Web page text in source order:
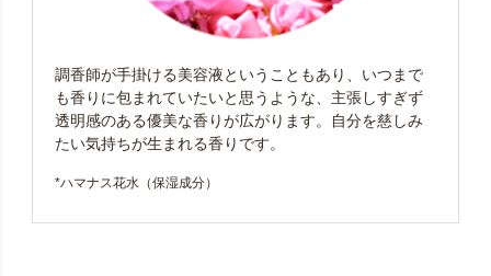
調香師が手掛ける美容液ということもあり、いつまで
も香りに包まれていたいと思うような、主張しすぎず
透明感のある優美な香りが広がります。自分を慈しみ
たい気持ちが生まれる香りです。
*ハマナス花水（保湿成分）